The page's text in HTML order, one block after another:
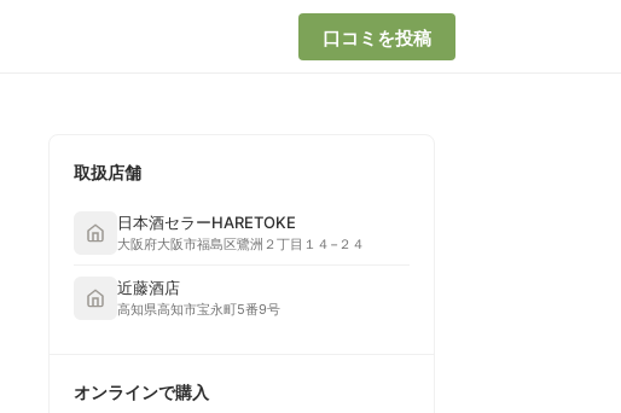
口コミを投稿
取扱店舗
日本酒セラーHARETOKE
大阪府大阪市福島区鷺洲２丁目１４−２４
近藤酒店
高知県高知市宝永町5番9号
オンラインで購入